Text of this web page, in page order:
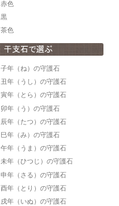
赤色
黒
茶色
子年（ね）の守護石
丑年（うし）の守護石
寅年（とら）の守護石
卯年（う）の守護石
辰年（たつ）の守護石
巳年（み）の守護石
午年（うま）の守護石
未年（ひつじ）の守護石
申年（さる）の守護石
酉年（とり）の守護石
戌年（いぬ）の守護石